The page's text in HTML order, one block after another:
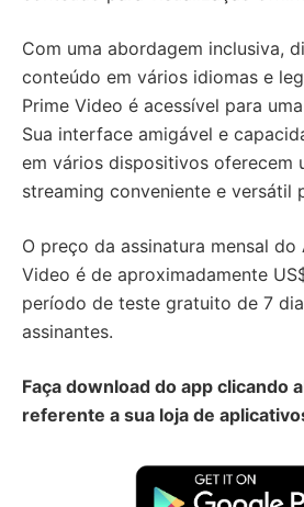
Com uma abordagem inclusiva,
conteúdo em vários idiomas e
Prime Video é acessível para
Sua interface amigável e
em vários dispositivos oferecem
streaming conveniente e versátil
O preço da assinatura mensal do
Video é de aproximadamente
período de teste gratuito de 7
assinantes.
Faça download do app clicando
referente a sua loja de